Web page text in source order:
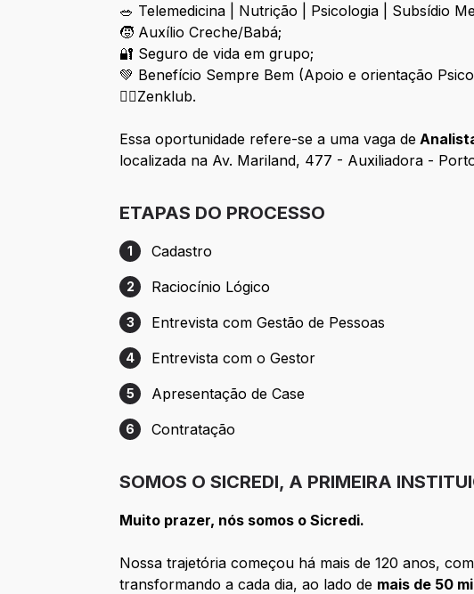
🥗 Telemedicina | Nutrição | Psicologia | Subsídio
🧒 Auxílio Creche/Babá;
🔐 Seguro de vida em grupo;
💚 Benefício Sempre Bem (Apoio e orientação
👩‍⚕️Zenklub.
Essa oportunidade refere-se a uma vaga de
localizada na Av. Mariland, 477 - Auxiliadora -
ETAPAS DO PROCESSO
Etapa 1: Cadastro
1 Cadastro
Etapa 2: Raciocínio Lógico
2 Raciocínio Lógico
Etapa 3: Entrevista com Gestão de Pessoas
3 Entrevista com Gestão de Pessoas
Etapa 4: Entrevista com o Gestor
4 Entrevista com o Gestor
Etapa 5: Apresentação de Case
5 Apresentação de Case
Etapa 6: Contratação
6 Contratação
SOMOS O SICREDI, A PRIMEIRA
Muito prazer, nós somos o Sicredi.
Nossa trajetória começou há mais de 120 anos,
transformando a cada dia, ao lado de mais de 50